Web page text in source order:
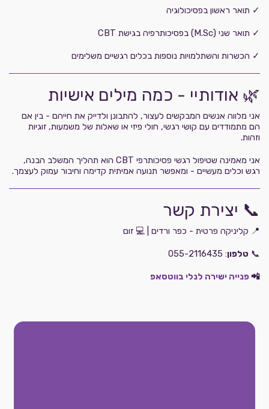
✓ תואר ראשון בפסיכולוגיה
✓ תואר שני (M.Sc) בפסיכותרפיה בגישת CBT
✓ הכשרות והשתלמויות נוספות בכלים רגשיים משלימים
🌿 אודותיי - כמה מילים אישיות
אני מלווה אנשים המבקשים לעצור, להתבונן ולדייק את חייהם - בין אם
הם מתמודדים עם קושי רגשי, חולי פיזי או שאלות של משמעות, זוגיות
וזהות.
אני מאמינה שטיפול רגשי פסיכותרפי CBT הוא תהליך המשלב הבנה,
רגש וכלים מעשיים - ומאפשר תנועה אמיתית קדימה וחיבור עמוק לעצמך.
📞 יצירת קשר
📍 קליניקה פרטית - כפר ורדים | 💻 זום
📞 טלפון: 055-2116435
📲 פנייה ישירה לנלי בווטסאפ